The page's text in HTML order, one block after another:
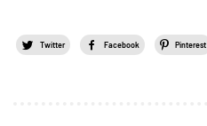
Twitter Facebook Pinterest